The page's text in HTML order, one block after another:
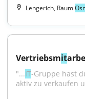
Lengerich, Raum
Vertriebsmitarbe
"...IT-Gruppe hast
aktiv zu verkaufen